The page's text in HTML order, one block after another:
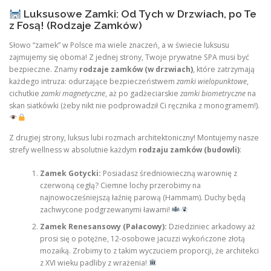
Luksusowe Zamki: Od Tych w Drzwiach, po Te
z Fosą! (Rodzaje Zamków)
Słowo “zamek” w Polsce ma wiele znaczeń, a w świecie luksusu
zajmujemy się oboma! Z jednej strony, Twoje prywatne SPA musi być
bezpieczne. Znamy rodzaje zamków (w drzwiach), które zatrzymają
każdego intruza: odurzające bezpieczeństwem zamki wielopunktowe,
cichutkie zamki magnetyczne, aż po gadżeciarskie zamki biometryczne na
skan siatkówki (żeby nikt nie podprowadził Ci ręcznika z monogramem!).
Z drugiej strony, luksus lubi rozmach architektoniczny! Montujemy nasze
strefy wellness w absolutnie każdym rodzaju zamków (budowli):
Zamek Gotycki: Posiadasz średniowieczną warownię z
czerwoną cegłą? Ciemne lochy przerobimy na
najnowocześniejszą łaźnię parową (Hammam). Duchy będą
zachwycone podgrzewanymi ławami!
Zamek Renesansowy (Pałacowy): Dziedziniec arkadowy aż
prosi się o potężne, 12-osobowe jacuzzi wykończone złotą
mozaiką. Zrobimy to z takim wyczuciem proporcji, że architekci
z XVI wieku padliby z wrażenia!